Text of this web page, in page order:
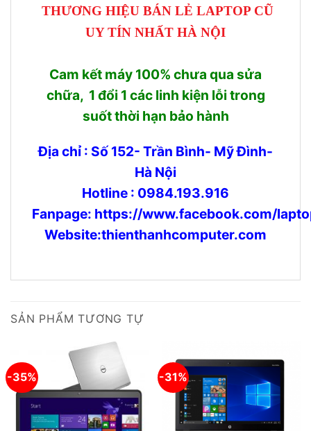
THƯƠNG HIỆU BÁN LẺ LAPTOP CŨ
UY TÍN NHẤT HÀ NỘI
Cam kết máy 100% chưa qua sửa
chữa, 1 đổi 1 các linh kiện lỗi trong
suốt thời hạn bảo hành
Địa chỉ : Số 152- Trần Bình- Mỹ Đình-
Hà Nội
Hotline : 0984.193.916
Fanpage: https://www.facebook.com/
Website:thienthanhcomputer.com
SẢN PHẨM TƯƠNG TỰ
-35% -31%